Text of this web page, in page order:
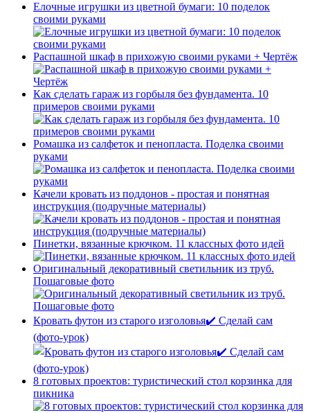
Елочные игрушки из цветной бумаги: 10 поделок
своими руками
Распашной шкаф в прихожую своими руками + Чертёж
Как сделать гараж из горбыля без фундамента. 10
примеров своими руками
Ромашка из салфеток и пенопласта. Поделка своими
руками
Качели кровать из поддонов - простая и понятная
инструкция (подручные материалы)
Пинетки, вязанные крючком. 11 классных фото идей
Оригинальный декоративный светильник из труб.
Пошаговые фото
Кровать футон из старого изголовья✔️ Сделай сам
(фото-урок)
8 готовых проектов: туристический стол корзинка для
пикника